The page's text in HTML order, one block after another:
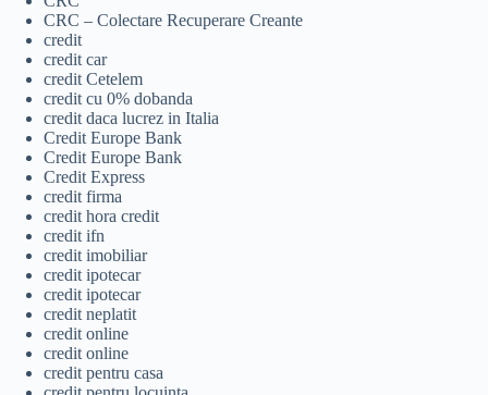
CRC – Colectare Recuperare Creante
credit
credit car
credit Cetelem
credit cu 0% dobanda
credit daca lucrez in Italia
Credit Europe Bank
Credit Europe Bank
Credit Express
credit firma
credit hora credit
credit ifn
credit imobiliar
credit ipotecar
credit ipotecar
credit neplatit
credit online
credit online
credit pentru casa